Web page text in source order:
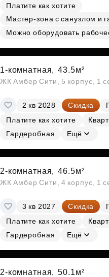
Платите как хотите
Мастер-зона с санузлом и
Можно оборудовать
1-комнатная, 43.5м²
ЖК Амбер Сити, 5 корпус, 1
2 кв 2028 Скидка
Платите как хотите
Гардеробная
Ещё
2-комнатная, 46.5м²
ЖК Амбер Сити, 4 корпус, 1
3 кв 2027 Скидка
Платите как хотите
Гардеробная
Ещё
2-комнатная, 50.1м²